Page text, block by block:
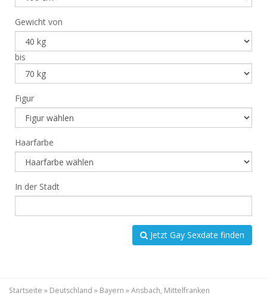
Gewicht von
bis
Figur
Haarfarbe
In der Stadt
Jetzt Gay Sexdate finden
Startseite » Deutschland » Bayern »Ansbach, Mittelfranken